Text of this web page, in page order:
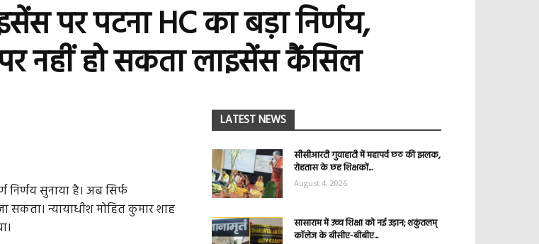
पर पटना HC का बड़ा निर्णय,
हो सकता लाइसेंस कैंसिल
सुनाया है। अब सिर्फ
सकता। न्यायाधीश मोहित कुमार शाह
LATEST NEWS
सीसीआरटी गुवाहाटी में महापर्व छठ की झलक,
रोहतास के छह शिक्षकों...
August 4, 2026
सासाराम में उच्च शिक्षा को नई उड़ान; शकुंतलम्
कॉलेज के बीसीए-बीबीए...